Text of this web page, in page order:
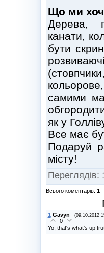
Що ми
Дерева,
канати,
бути
самими
як у
Все має
Подаруй
місту!
Переглядів:
Всього коментарів: 1
1 Gavyn (09.10.2012
0
Yo, that's what's up